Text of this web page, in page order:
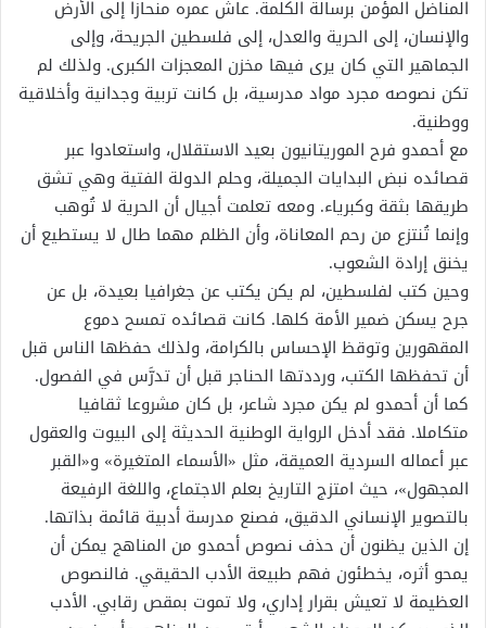
المناضل المؤمن برسالة الكلمة. عاش عمره منحازا إلى الأرض
والإنسان، إلى الحرية والعدل، إلى فلسطين الجريحة، وإلى
الجماهير التي كان يرى فيها مخزن المعجزات الكبرى. ولذلك لم
تكن نصوصه مجرد مواد مدرسية، بل كانت تربية وجدانية وأخلاقية
ووطنية.
مع أحمدو فرح الموريتانيون بعيد الاستقلال، واستعادوا عبر
قصائده نبض البدايات الجميلة، وحلم الدولة الفتية وهي تشق
طريقها بثقة وكبرياء. ومعه تعلمت أجيال أن الحرية لا تُوهب
وإنما تُنتزع من رحم المعاناة، وأن الظلم مهما طال لا يستطيع أن
يخنق إرادة الشعوب.
وحين كتب لفلسطين، لم يكن يكتب عن جغرافيا بعيدة، بل عن
جرح يسكن ضمير الأمة كلها. كانت قصائده تمسح دموع
المقهورين وتوقظ الإحساس بالكرامة، ولذلك حفظها الناس قبل
أن تحفظها الكتب، ورددتها الحناجر قبل أن تدرَّس في الفصول.
كما أن أحمدو لم يكن مجرد شاعر، بل كان مشروعا ثقافيا
متكاملا. فقد أدخل الرواية الوطنية الحديثة إلى البيوت والعقول
عبر أعماله السردية العميقة، مثل «الأسماء المتغيرة» و«القبر
المجهول»، حيث امتزج التاريخ بعلم الاجتماع، واللغة الرفيعة
بالتصوير الإنساني الدقيق، فصنع مدرسة أدبية قائمة بذاتها.
إن الذين يظنون أن حذف نصوص أحمدو من المناهج يمكن أن
يمحو أثره، يخطئون فهم طبيعة الأدب الحقيقي. فالنصوص
العظيمة لا تعيش بقرار إداري، ولا تموت بمقص رقابي. الأدب